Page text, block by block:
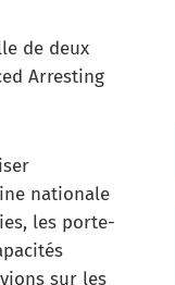
de deux
Arresting
nationale
les porte-
sur les